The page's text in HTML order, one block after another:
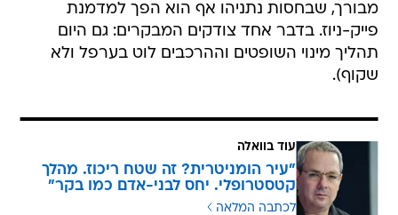
מבורך, שבחסות נתניהו אף הוא הפך למדמנת
פייק-ניוז. בדבר אחד צודקים המבקרים: גם היום
תהליך מינוי השופטים וההרכבים לוט בערפל ולא
שקוף).
עוד בוואלה
"עיר הומניטרית? זה שטח ריכוז. מהלך
קטסטרופלי. יחס לבני-אדם כמו בקר"
לכתבה המלאה